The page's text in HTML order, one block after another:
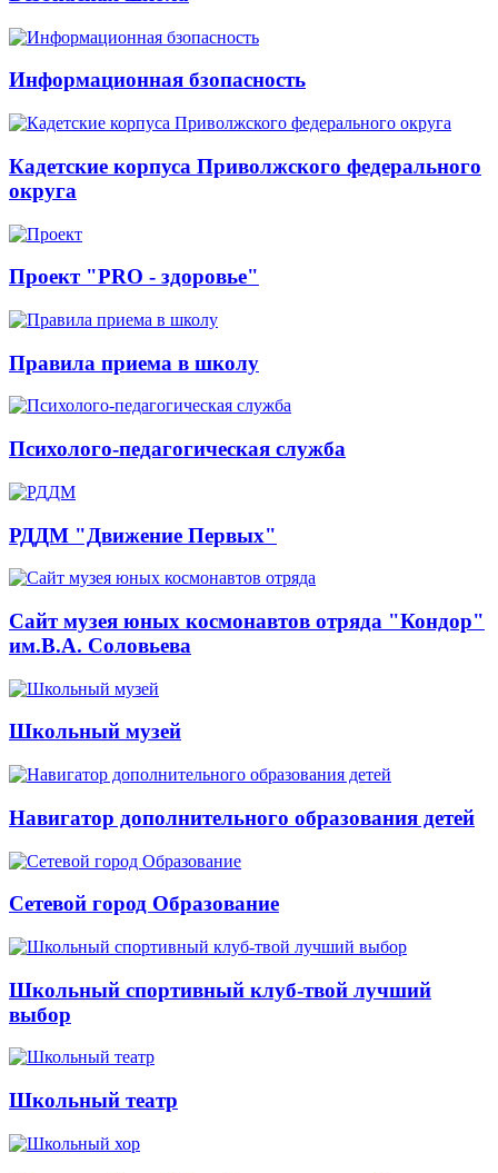
Информационная бзопасность
Кадетские корпуса Приволжского федерального
округа
Проект "PRO - здоровье"
Правила приема в школу
Психолого-педагогическая служба
РДДМ "Движение Первых"
Сайт музея юных космонавтов отряда "Кондор"
им.В.А. Соловьева
Школьный музей
Навигатор дополнительного образования детей
Сетевой город Образование
Школьный спортивный клуб-твой лучший
выбор
Школьный театр